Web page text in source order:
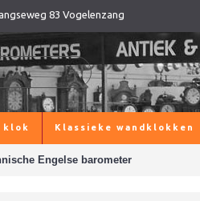
83 Vogelenzang
klok Klassieke wandklokken
Engelse barometer